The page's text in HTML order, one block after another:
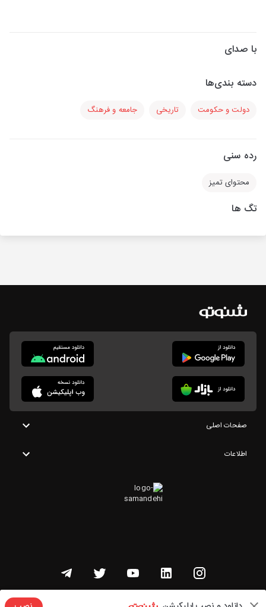
با صدای
دسته بندی‌ها
دولت و حکومت تاریخی جامعه و فرهنگ
رده سنی
محتوای تمیز
تگ ها
صفحات اصلی
اطلاعات
تمامی حقوق این وبسایت متعلق به شنوتو است